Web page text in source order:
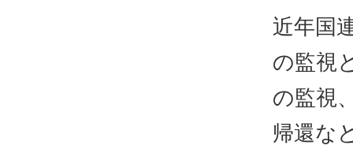
近年国
の監視
の監視
帰還な